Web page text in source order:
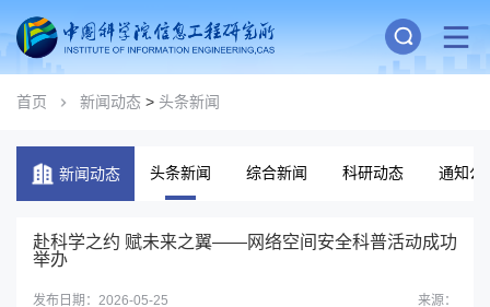
首页 新闻动态 > 头条新闻
新闻动态 头条新闻 综合新闻 科研动态 通知公
赴科学之约 赋未来之翼——网络空间安全科普活动成功
举办
发布日期：2026-05-25
来源：